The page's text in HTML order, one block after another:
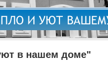
в нашем доме"